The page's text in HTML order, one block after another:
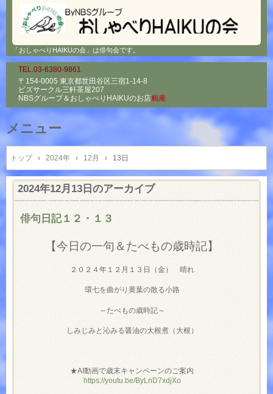
「おしゃべりHAIKUの会」は俳句会です。
TEL.03-6380-9861
〒154-0005 東京都世田谷区三宿1-14-8
ビズサークル三軒茶屋207
NBSグループ＆ おしゃべりHAIKUのお店鶫庵
メニュー
コ
ン
テ
ン
トップ › 2024年 › 12月 › 13日
2024年12月13日 のアーカイブ
俳句日記１２・１３
【今日の一句＆たべもの歳時記】
２０２４年１２月１３日（金） 晴れ
環七を曲がり黄葉の散る小路
～たべもの歳時記～
しみじみと沁みる醤油の大根煮（大根）
★AI動画で歳末キャンペーンのご案内
https://youtu.be/ByLnD7xdjXo